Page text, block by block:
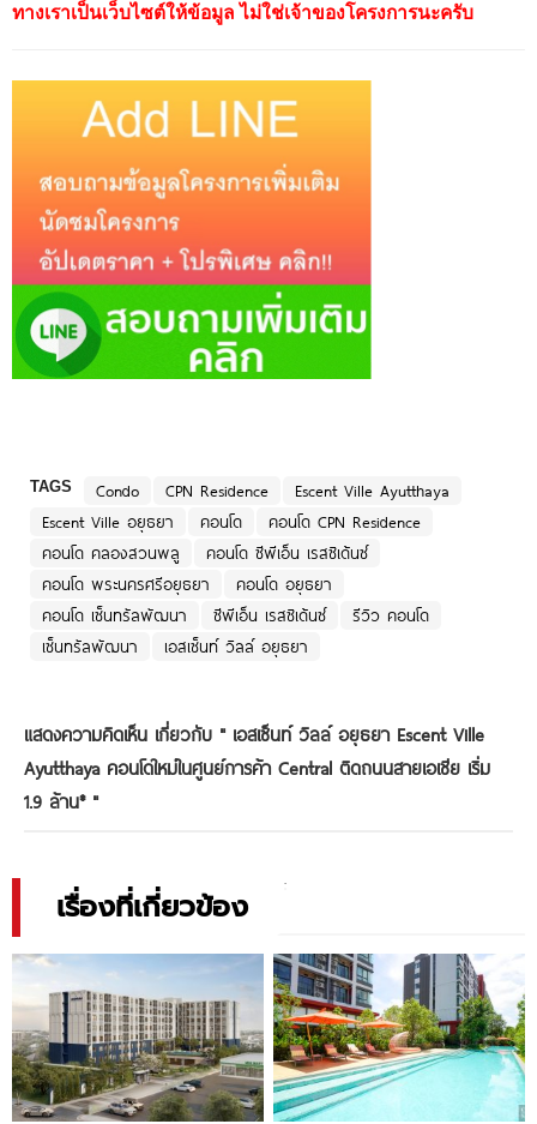
ทางเราเป็นเว็บไซต์ให้ข้อมูล ไม่ใช่เจ้าของโครงการนะครับ
TAGS Condo CPN Residence
Escent Ville Ayutthaya
Escent Ville อยุธยา
คอนโด
คอนโด CPN Residence
คอนโด คลองสวนพลู
คอนโด ซีพีเอ็น เรสซิเด้นซ์
คอนโด พระนครศรีอยุธยา
คอนโด อยุธยา
คอนโด เซ็นทรัลพัฒนา
ซีพีเอ็น เรสซิเด้นซ์
รีวิว คอนโด
เซ็นทรัลพัฒนา
เอสเซ็นท์ วิลล์ อยุธยา
แสดงความคิดเห็น เกี่ยวกับ " เอสเซ็นท์ วิลล์ อยุธยา Escent Ville
Ayutthaya คอนโดใหม่ในศูนย์การค้า Central ติดถนนสายเอเชีย เริ่ม
1.9 ล้าน*"
เรื่องที่เกี่ยวข้อง